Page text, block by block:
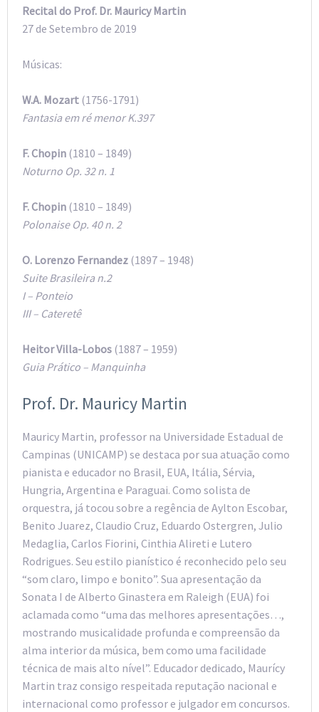
Recital do Prof. Dr. Mauricy Martin
27 de Setembro de 2019
Músicas:
W.A. Mozart (1756-1791)
Fantasia em ré menor K.397
F. Chopin (1810 – 1849)
Noturno Op. 32 n. 1
F. Chopin (1810 – 1849)
Polonaise Op. 40 n. 2
O. Lorenzo Fernandez (1897 – 1948)
Suite Brasileira n.2
I – Ponteio
III – Cateretê
Heitor Villa-Lobos (1887 – 1959)
Guia Prático – Manquinha
Prof. Dr. Mauricy Martin
Mauricy Martin, professor na Universidade Estadual de
Campinas (UNICAMP) se destaca por sua atuação como
pianista e educador no Brasil, EUA, Itália, Sérvia,
Hungria, Argentina e Paraguai. Como solista de
orquestra, já tocou sobre a regência de Aylton Escobar,
Benito Juarez, Claudio Cruz, Eduardo Ostergren, Julio
Medaglia, Carlos Fiorini, Cinthia Alireti e Lutero
Rodrigues. Seu estilo pianístico é reconhecido pelo seu
“som claro, limpo e bonito”. Sua apresentação da
Sonata I de Alberto Ginastera em Raleigh (EUA) foi
aclamada como “uma das melhores apresentações…,
mostrando musicalidade profunda e compreensão da
alma interior da música, bem como uma facilidade
técnica de mais alto nível”. Educador dedicado, Maurícy
Martin traz consigo respeitada reputação nacional e
internacional como professor e julgador em concursos.